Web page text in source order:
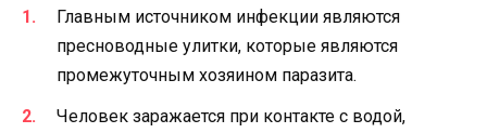
Главным источником инфекции являются
пресноводные улитки, которые являются
промежуточным хозяином паразита.
Человек заражается при контакте с водой,